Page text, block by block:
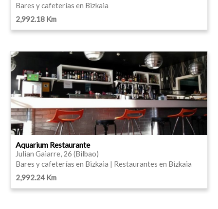
Bares y cafeterías en Bizkaia
2,992.18 Km
Aquarium Restaurante
Julian Gaiarre, 26 (Bilbao)
Bares y cafeterías en Bizkaia | Restaurantes en Bizkaia
2,992.24 Km